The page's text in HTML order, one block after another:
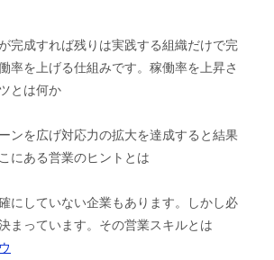
完成すれば残りは実践する組織だけで完
率を上げる仕組みです。稼働率を上昇さ
とは何か
ンを広げ対応力の拡大を達成すると結果
にある営業のヒントとは
にしていない企業もあります。しかし必
まっています。その営業スキルとは